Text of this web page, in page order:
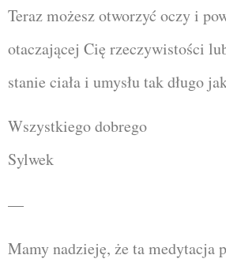
Teraz możesz otworzyć oczy i
otaczającej Cię rzeczywistości
stanie ciała i umysłu tak długo
Wszystkiego dobrego
Sylwek
—
Mamy nadzieję, że ta medytacja